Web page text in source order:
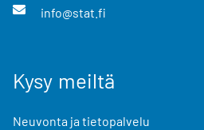
info@stat.fi
Kysy meiltä
Neuvonta ja tietopalvelu